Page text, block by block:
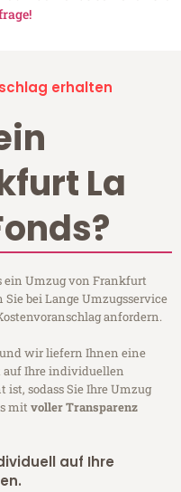
erhalten
La
ein Umzug von Frankfurt
bei Lange Umzugsservice
anfordern.
wir liefern Ihnen eine
auf Ihre individuellen
sodass Sie Ihre Umzug
mitvoller Transparenz
auf Ihre